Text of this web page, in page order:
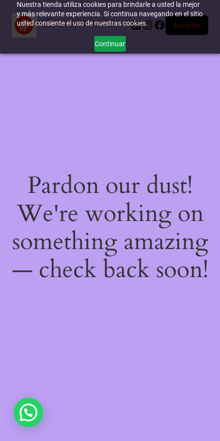
Nuestra tienda utiliza cookies para brindarle a usted la mejor
y más relevante experiencia. Si continua navegando en el sitio
usted consiente el uso de nuestras cookies.
Continuar
miTienda-e.online LinkedIn
Instagram
Facebook
Acceder
Pardon our dust!
We're working on
something amazing
— check back soon!